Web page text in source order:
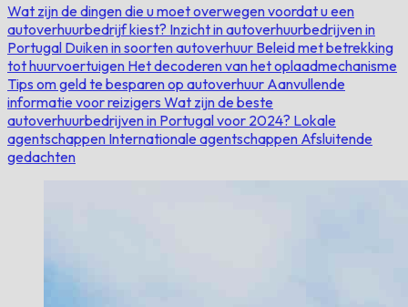
Wat zijn de dingen die u moet overwegen voordat u een
autoverhuurbedrijf kiest? Inzicht in autoverhuurbedrijven in
Portugal Duiken in soorten autoverhuur Beleid met betrekking
tot huurvoertuigen Het decoderen van het oplaadmechanisme
Tips om geld te besparen op autoverhuur Aanvullende
informatie voor reizigers Wat zijn de beste
autoverhuurbedrijven in Portugal voor 2024? Lokale
agentschappen Internationale agentschappen Afsluitende
gedachten